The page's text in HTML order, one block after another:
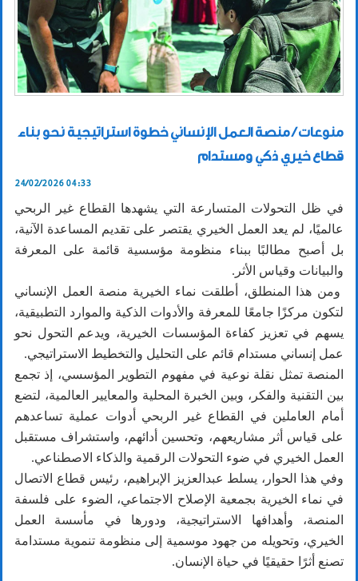
منوعات / منصة العمل الإنساني خطوة استراتيجية نحو بناء
قطاع خيري ذكي ومستدام
24/02/2026 04:33
في ظل التحولات المتسارعة التي يشهدها القطاع غير الربحي
عالميًا، لم يعد العمل الخيري يقتصر على تقديم المساعدة الآنية،
بل أصبح مطالبًا ببناء منظومة مؤسسية قائمة على المعرفة
والبيانات وقياس الأثر.
ومن هذا المنطلق، أطلقت نماء الخيرية منصة العمل الإنساني
لتكون مركزًا جامعًا للمعرفة والأدوات الذكية والموارد التطبيقية،
يسهم في تعزيز كفاءة المؤسسات الخيرية، ويدعم التحول نحو
عمل إنساني مستدام قائم على التحليل والتخطيط الاستراتيجي.
المنصة تمثل نقلة نوعية في مفهوم التطوير المؤسسي، إذ تجمع
بين التقنية والفكر، وبين الخبرة المحلية والمعايير العالمية، لتضع
أمام العاملين في القطاع غير الربحي أدوات عملية تساعدهم
على قياس أثر مشاريعهم، وتحسين أدائهم، واستشراف مستقبل
العمل الخيري في ضوء التحولات الرقمية والذكاء الاصطناعي.
وفي هذا الحوار، يسلط عبدالعزيز الإبراهيم، رئيس قطاع الاتصال
في نماء الخيرية بجمعية الإصلاح الاجتماعي، الضوء على فلسفة
المنصة، وأهدافها الاستراتيجية، ودورها في مأسسة العمل
الخيري، وتحويله من جهود موسمية إلى منظومة تنموية مستدامة
تصنع أثرًا حقيقيًا في حياة الإنسان.